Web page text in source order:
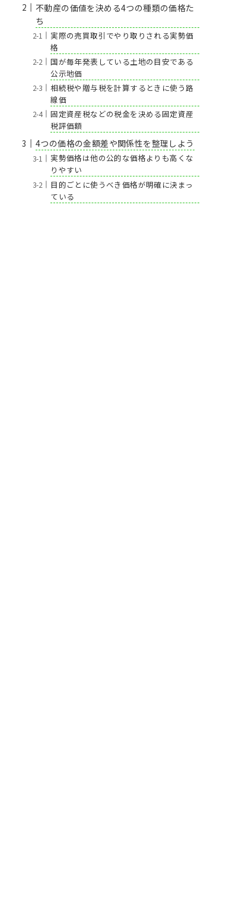
不動産の価値を決める4つの種類の価格た
ち
実際の売買取引でやり取りされる実勢価
格
国が毎年発表している土地の目安である
公示地価
相続税や贈与税を計算するときに使う路
線価
固定資産税などの税金を決める固定資産
税評価額
4つの価格の金額差や関係性を整理しよう
実勢価格は他の公的な価格よりも高くな
りやすい
目的ごとに使うべき価格が明確に決まっ
ている